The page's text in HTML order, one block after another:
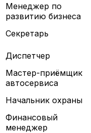
Менеджер по
развитию бизнеса
Секретарь
Диспетчер
Мастер-приёмщик
автосервиса
Начальник охраны
Финансовый
менеджер